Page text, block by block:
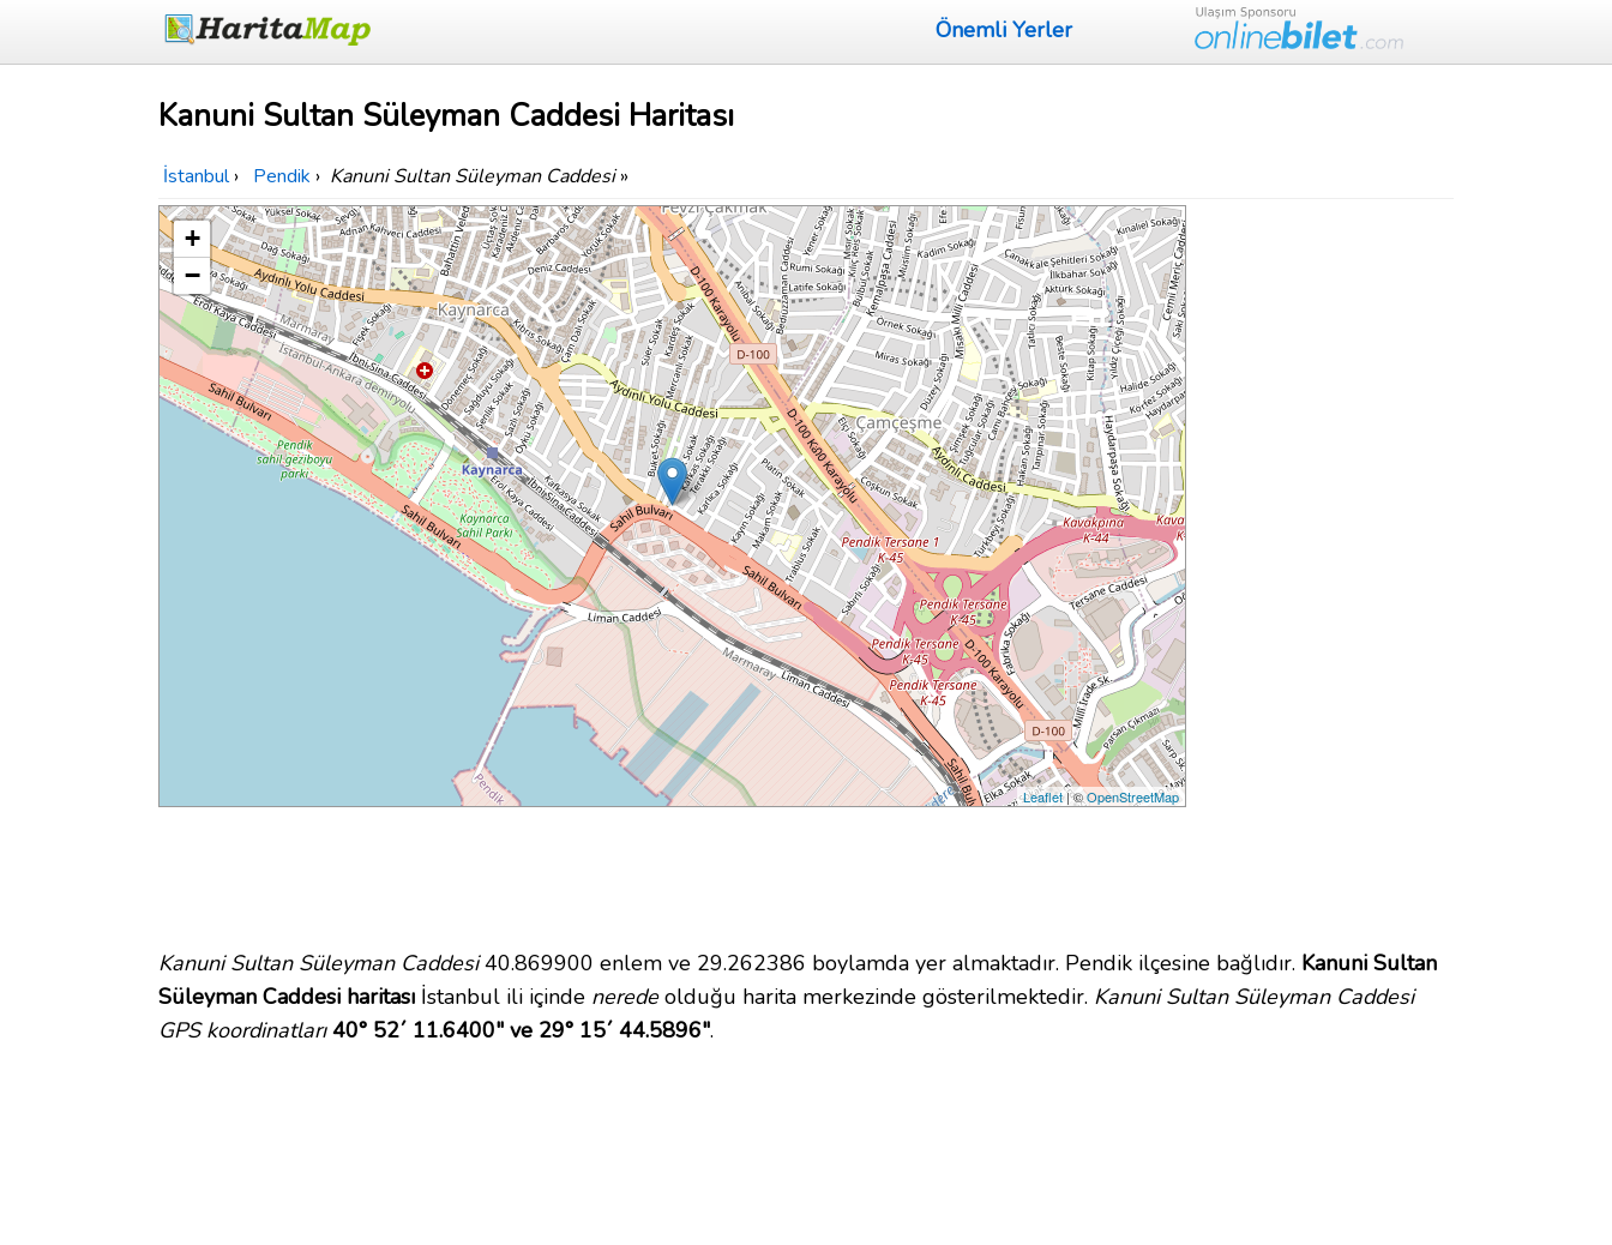
Önemli Yerler
Kanuni Sultan Süleyman Caddesi Haritası
İstanbul › Pendik › Kanuni Sultan Süleyman Caddesi»
+
−
Leaflet| ©OpenStreetMap
Kanuni Sultan Süleyman Caddesi40.869900 enlem ve 29.262386 boylamda yer almaktadır. Pendik ilçesine bağlıdır. Kanuni Sultan
Süleyman Caddesi haritası İstanbul ili içinde neredeolduğu harita merkezinde gösterilmektedir. Kanuni Sultan Süleyman Caddesi
GPS koordinatları 40° 52´ 11.6400" ve 29° 15´ 44.5896".